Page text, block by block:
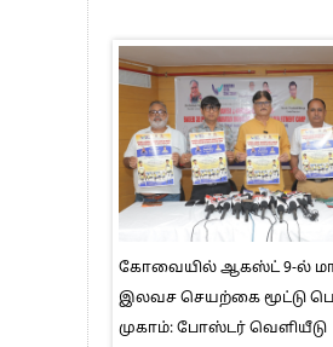
கோவையில் ஆகஸ்ட் 9-ல்
இலவச செயற்கை மூட்டு
முகாம்: போஸ்டர் வெளியீடு